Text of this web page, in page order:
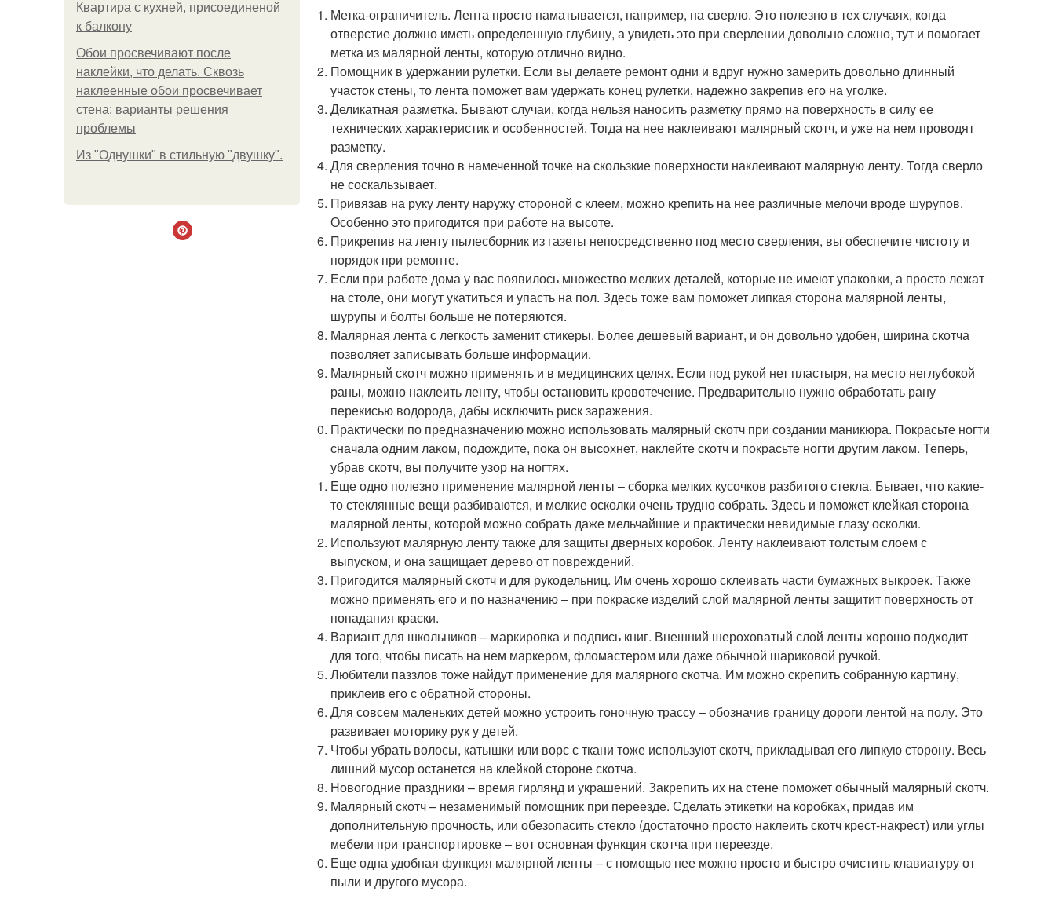
Квартира с кухней, присоединеной
к балкону
Обои просвечивают после
наклейки, что делать. Сквозь
наклеенные обои просвечивает
стена: варианты решения
проблемы
Из "Однушки" в стильную "двушку".
Метка-ограничитель. Лента просто наматывается, например, на сверло. Это полезно в тех случаях, когда
отверстие должно иметь определенную глубину, а увидеть это при сверлении довольно сложно, тут и помогает
метка из малярной ленты, которую отлично видно.
Помощник в удержании рулетки. Если вы делаете ремонт одни и вдруг нужно замерить довольно длинный
участок стены, то лента поможет вам удержать конец рулетки, надежно закрепив его на уголке.
Деликатная разметка. Бывают случаи, когда нельзя наносить разметку прямо на поверхность в силу ее
технических характеристик и особенностей. Тогда на нее наклеивают малярный скотч, и уже на нем проводят
разметку.
Для сверления точно в намеченной точке на скользкие поверхности наклеивают малярную ленту. Тогда сверло
не соскальзывает.
Привязав на руку ленту наружу стороной с клеем, можно крепить на нее различные мелочи вроде шурупов.
Особенно это пригодится при работе на высоте.
Прикрепив на ленту пылесборник из газеты непосредственно под место сверления, вы обеспечите чистоту и
порядок при ремонте.
Если при работе дома у вас появилось множество мелких деталей, которые не имеют упаковки, а просто лежат
на столе, они могут укатиться и упасть на пол. Здесь тоже вам поможет липкая сторона малярной ленты,
шурупы и болты больше не потеряются.
Малярная лента с легкость заменит стикеры. Более дешевый вариант, и он довольно удобен, ширина скотча
позволяет записывать больше информации.
Малярный скотч можно применять и в медицинских целях. Если под рукой нет пластыря, на место неглубокой
раны, можно наклеить ленту, чтобы остановить кровотечение. Предварительно нужно обработать рану
перекисью водорода, дабы исключить риск заражения.
Практически по предназначению можно использовать малярный скотч при создании маникюра. Покрасьте ногти
сначала одним лаком, подождите, пока он высохнет, наклейте скотч и покрасьте ногти другим лаком. Теперь,
убрав скотч, вы получите узор на ногтях.
Еще одно полезно применение малярной ленты – сборка мелких кусочков разбитого стекла. Бывает, что какие-
то стеклянные вещи разбиваются, и мелкие осколки очень трудно собрать. Здесь и поможет клейкая сторона
малярной ленты, которой можно собрать даже мельчайшие и практически невидимые глазу осколки.
Используют малярную ленту также для защиты дверных коробок. Ленту наклеивают толстым слоем с
выпуском, и она защищает дерево от повреждений.
Пригодится малярный скотч и для рукодельниц. Им очень хорошо склеивать части бумажных выкроек. Также
можно применять его и по назначению – при покраске изделий слой малярной ленты защитит поверхность от
попадания краски.
Вариант для школьников – маркировка и подпись книг. Внешний шероховатый слой ленты хорошо подходит
для того, чтобы писать на нем маркером, фломастером или даже обычной шариковой ручкой.
Любители паззлов тоже найдут применение для малярного скотча. Им можно скрепить собранную картину,
приклеив его с обратной стороны.
Для совсем маленьких детей можно устроить гоночную трассу – обозначив границу дороги лентой на полу. Это
развивает моторику рук у детей.
Чтобы убрать волосы, катышки или ворс с ткани тоже используют скотч, прикладывая его липкую сторону. Весь
лишний мусор останется на клейкой стороне скотча.
Новогодние праздники – время гирлянд и украшений. Закрепить их на стене поможет обычный малярный скотч.
Малярный скотч – незаменимый помощник при переезде. Сделать этикетки на коробках, придав им
дополнительную прочность, или обезопасить стекло (достаточно просто наклеить скотч крест-накрест) или углы
мебели при транспортировке – вот основная функция скотча при переезде.
Еще одна удобная функция малярной ленты – с помощью нее можно просто и быстро очистить клавиатуру от
пыли и другого мусора.